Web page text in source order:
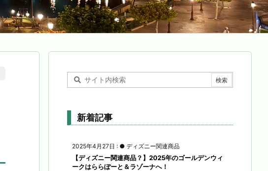
新着記事
2025年4月27日 : ● ディズニー関連商品
【ディズニー関連商品？】2025年のゴールデンウィ
ークはららぽーと＆ラゾーナへ！